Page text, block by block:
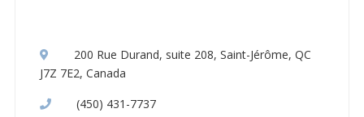
200 Rue Durand, suite 208, Saint-Jérôme, QC
J7Z 7E2, Canada
(450) 431-7737